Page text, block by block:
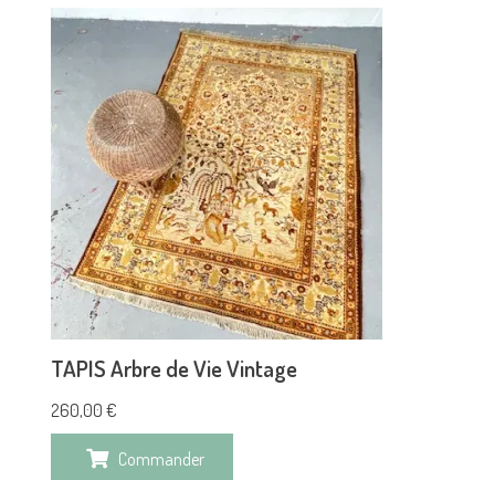
TAPIS Arbre de Vie Vintage
260,00 €
Commander